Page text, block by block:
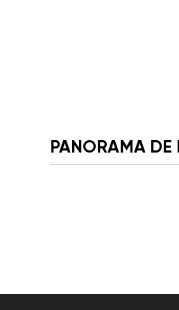
PANORAMA DE